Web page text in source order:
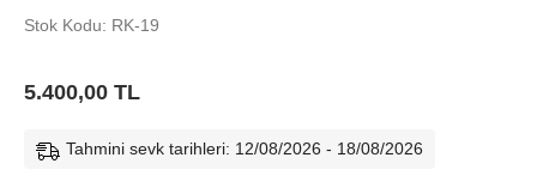
Stok Kodu: RK-19
5.400,00 TL
Tahmini sevk tarihleri: 12/08/2026 - 18/08/2026